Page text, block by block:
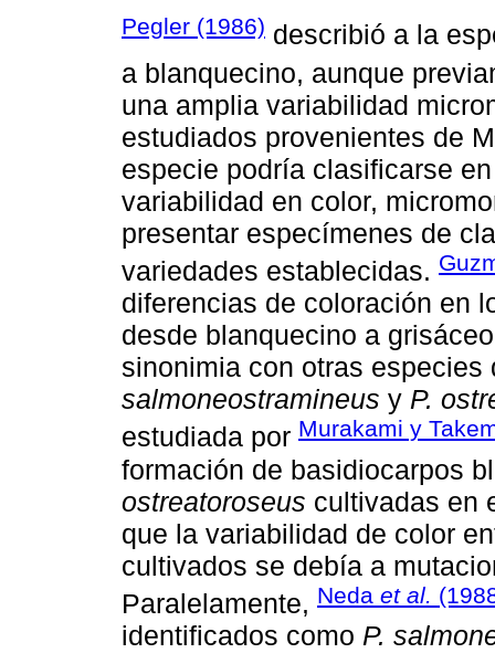
Pegler (1986) describió a la
a blanquecino, aunque
una amplia variabilidad
estudiados provenientes de
especie podría clasificarse
variabilidad en color,
presentar especímenes de
variedades establecidas.
diferencias de coloración en
desde blanquecino a
sinonimia con otras
salmoneostramineus y P.
estudiada por Murakami y
formación de basidiocarpos
ostreatoroseus cultivadas en
que la variabilidad de color
cultivados se debía a
Paralelamente, Neda et al.
identificados como P.